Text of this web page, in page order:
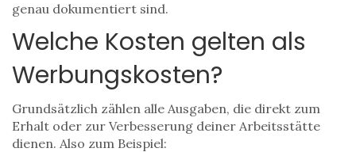
genau dokumentiert sind.
Welche Kosten gelten als
Werbungskosten?
Grundsätzlich zählen alle Ausgaben, die direkt zum
Erhalt oder zur Verbesserung deiner Arbeitsstätte
dienen. Also zum Beispiel: